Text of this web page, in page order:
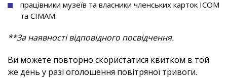
працівники музеїв та власники членських карток ICOM
та CIMAM.
**За наявності відповідного посвідчення.
Ви можете повторно скористатися квитком в той
же день у разі оголошення повітряної тривоги.